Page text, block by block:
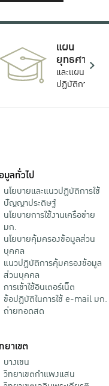
แผน
ยุทธศาสตร์
และแผน
ปฏิบัติการ
มูลทั่วไป
นโยบายและแนวปฏิบัติการใช้
ปัญญาประดิษฐ์
นโยบายการใช้งานเครือข่าย
มก.
นโยบายคุ้มครองข้อมูลส่วน
บุคคล
แนวปฏิบัติการคุ้มครองข้อมูล
ส่วนบุคคล
การเข้าใช้อินเตอร์เน็ต
ข้อปฏิบัติในการใช้ e-mail มก.
ถ่ายทอดสด
ยาเขต
บางเขน
วิทยาเขตกําแพงแสน